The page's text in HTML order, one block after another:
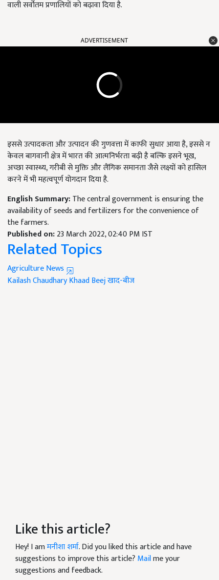
वाली सर्वोतम प्रणालियों को बढ़ावा दिया है.
ADVERTISEMENT
इससे उत्पादकता और उत्पादन की गुणवत्ता में काफी सुधार आया है, इससे न
केवल बागवानी क्षेत्र में भारत की आत्मनिर्भरता बढ़ी है बल्कि इसने भूख,
अच्छा स्वास्थ्य, गरीबी से मुक्ति और लैंगिक समानता जैसे लक्ष्यों को हासिल
करने में भी महत्वपूर्ण योगदान दिया है.
English Summary:The central government is ensuring the
availability of seeds and fertilizers for the convenience of
the farmers.
Published on:23 March 2022, 02:40 PM IST
Related Topics
Agriculture News
Kailash ChaudharyKhaad Beejखाद-बीज
Like this article?
Hey! I amमनीशा शर्मा. Did you liked this article and have
suggestions to improve this article? Mailme your
suggestions and feedback.